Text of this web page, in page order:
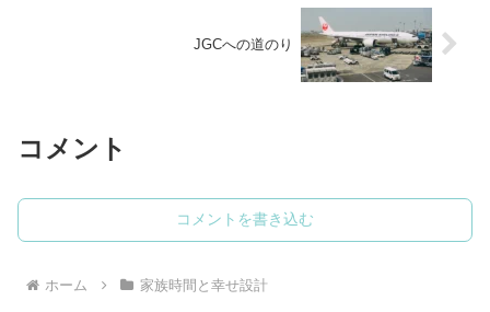
JGCへの道のり
コメント
コメントを書き込む
ホーム 家族時間と幸せ設計